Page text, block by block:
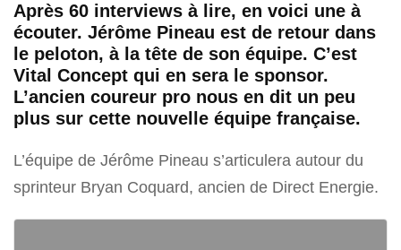
Après 60 interviews à lire, en voici une à
écouter. Jérôme Pineau est de retour dans
le peloton, à la tête de son équipe. C’est
Vital Concept qui en sera le sponsor.
L’ancien coureur pro nous en dit un peu
plus sur cette nouvelle équipe française.
L’équipe de Jérôme Pineau s’articulera autour du
sprinteur Bryan Coquard, ancien de Direct Energie.